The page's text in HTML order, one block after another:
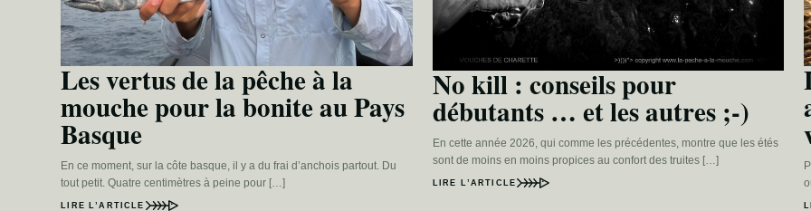
Les vertus de la pêche à la
mouche pour la bonite au Pays
Basque
En ce moment, sur la côte basque, il y a du frai d’anchois partout. Du
tout petit. Quatre centimètres à peine pour […]
LIRE L’ARTICLE
No kill : conseils pour
débutants … et les autres ;-)
En cette année 2026, qui comme les précédentes, montre que les étés
sont de moins en moins propices au confort des truites […]
LIRE L’ARTICLE